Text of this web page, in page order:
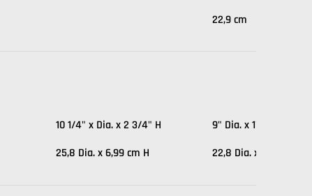
22,9 cm
10 1/4" x Dia. x 2 3/4" H
25,8 Dia. x 6,99 cm H
9" Dia. x 1" H
22,8 Dia. x 2,5 cm H